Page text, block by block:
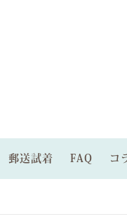
レンタルパー
サイズから探す
パーティード
郵送試着 FAQ コ